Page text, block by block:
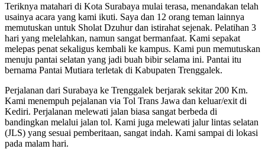
Teriknya matahari di Kota Surabaya mulai terasa, menandakan telah
usainya acara yang kami ikuti. Saya dan 12 orang teman lainnya
memutuskan untuk Sholat Dzuhur dan istirahat sejenak. Pelatihan 3
hari yang melelahkan, namun sangat bermanfaat. Kami sepakat
melepas penat sekaligus kembali ke kampus. Kami pun memutuskan
menuju pantai selatan yang jadi buah bibir selama ini. Pantai itu
bernama Pantai Mutiara terletak di Kabupaten Trenggalek.
Perjalanan dari Surabaya ke Trenggalek berjarak sekitar 200 Km.
Kami menempuh pejalanan via Tol Trans Jawa dan keluar/exit di
Kediri. Perjalanan melewati jalan biasa sangat berbeda di
bandingkan melalui jalan tol. Kami juga melewati jalur lintas selatan
(JLS) yang sesuai pemberitaan, sangat indah. Kami sampai di lokasi
pada malam hari.